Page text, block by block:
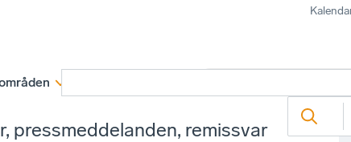
pressmeddelanden, remissvar